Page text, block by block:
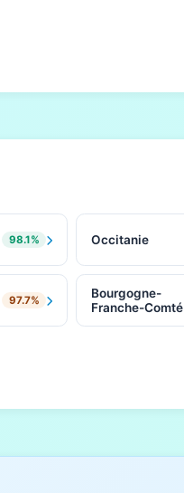
98.1% Occitanie
97.7%
Bourgogne-
Franche-Comté